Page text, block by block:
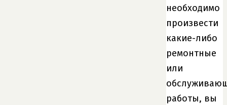
необходимо
произвести
какие-либо
ремонтные
или
работы, вы